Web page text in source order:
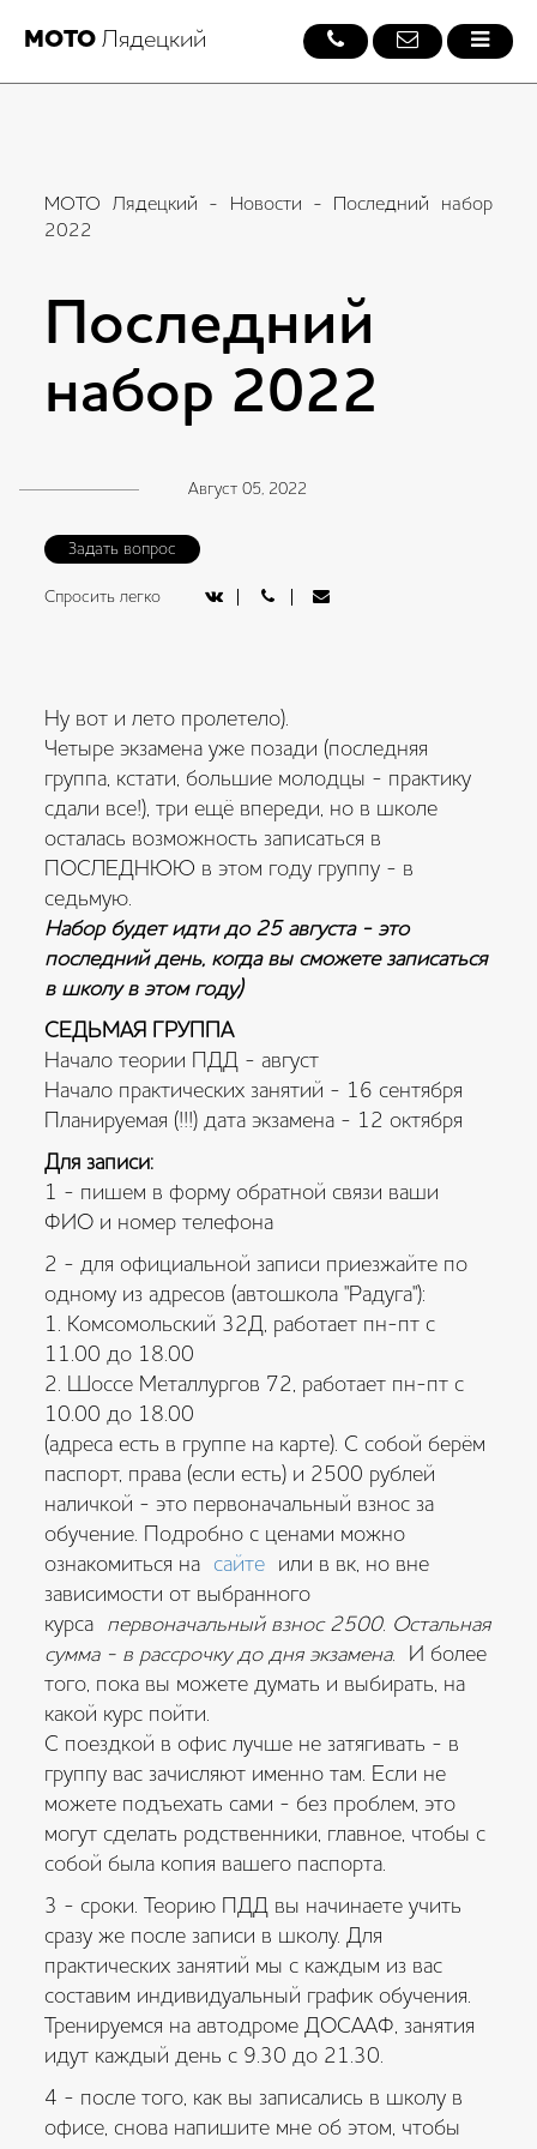
МОТО Лядецкий
МОТО Лядецкий - Новости - Последний набор
2022
Последний
набор 2022
Август 05, 2022
Задать вопрос
Спросить легко
Ну вот и лето пролетело).
Четыре экзамена уже позади (последняя
группа, кстати, большие молодцы - практику
сдали все!), три ещё впереди, но в школе
осталась возможность записаться в
ПОСЛЕДНЮЮ в этом году группу - в
седьмую.
Набор будет идти до 25 августа - это
последний день, когда вы сможете записаться
в школу в этом году)
СЕДЬМАЯ ГРУППА
Начало теории ПДД - август
Начало практических занятий - 16 сентября
Планируемая (!!!) дата экзамена - 12 октября
Для записи:
1 - пишем в форму обратной связи ваши
ФИО и номер телефона
2 - для официальной записи приезжайте по
одному из адресов (автошкола "Радуга"):
1. Комсомольский 32Д, работает пн-пт с
11.00 до 18.00
2. Шоссе Металлургов 72, работает пн-пт с
10.00 до 18.00
(адреса есть в группе на карте). С собой берём
паспорт, права (если есть) и 2500 рублей
наличкой - это первоначальный взнос за
обучение. Подробно с ценами можно
ознакомиться на сайте или в вк, но вне
зависимости от выбранного
курса первоначальный взнос 2500. Остальная
сумма - в рассрочку до дня экзамена. И более
того, пока вы можете думать и выбирать, на
какой курс пойти.
С поездкой в офис лучше не затягивать - в
группу вас зачисляют именно там. Если не
можете подъехать сами - без проблем, это
могут сделать родственники, главное, чтобы с
собой была копия вашего паспорта.
3 - сроки. Теорию ПДД вы начинаете учить
сразу же после записи в школу. Для
практических занятий мы с каждым из вас
составим индивидуальный график обучения.
Тренируемся на автодроме ДОСААФ, занятия
идут каждый день с 9.30 до 21.30.
4 - после того, как вы записались в школу в
офисе, снова напишите мне об этом, чтобы